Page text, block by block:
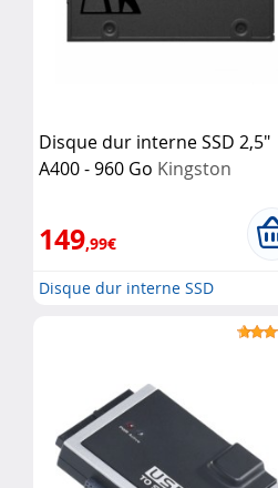
Disque dur interne SSD 2,5"
A400 - 960 Go Kingston
149,99€
Disque dur interne SSD